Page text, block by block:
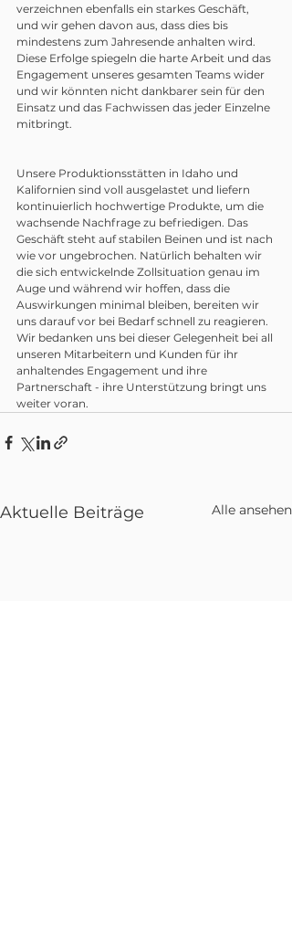
verzeichnen ebenfalls ein starkes Geschäft,
und wir gehen davon aus, dass dies bis
mindestens zum Jahresende anhalten wird.
Diese Erfolge spiegeln die harte Arbeit und das
Engagement unseres gesamten Teams wider
und wir könnten nicht dankbarer sein für den
Einsatz und das Fachwissen das jeder Einzelne
mitbringt.
Unsere Produktionsstätten in Idaho und
Kalifornien sind voll ausgelastet und liefern
kontinuierlich hochwertige Produkte, um die
wachsende Nachfrage zu befriedigen. Das
Geschäft steht auf stabilen Beinen und ist nach
wie vor ungebrochen. Natürlich behalten wir
die sich entwickelnde Zollsituation genau im
Auge und während wir hoffen, dass die
Auswirkungen minimal bleiben, bereiten wir
uns darauf vor bei Bedarf schnell zu reagieren.
Wir bedanken uns bei dieser Gelegenheit bei all
unseren Mitarbeitern und Kunden für ihr
anhaltendes Engagement und ihre
Partnerschaft - ihre Unterstützung bringt uns
weiter voran.
Aktuelle Beiträge Alle ansehen